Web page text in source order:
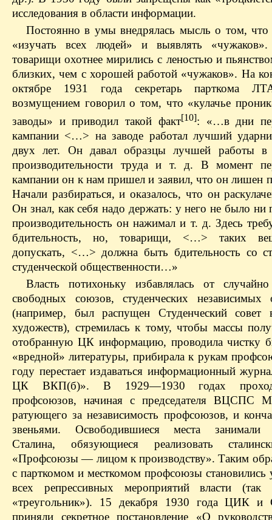
исследования в области информации.
Постоянно в умы внедрялась мысль о том, что
«изучать всех людей» и выявлять
товарищи охотнее мирились с леностью и
близких, чем с хорошей работой «чужаков». На
октябре 1931 года секретарь парткома
возмущением говорил о том, что «кулачье
заводы» и приводил такой факт[10]: «…в дни
кампании <…> на заводе работал лучший
двух лет. Он давал образцы лучшей работы в
производительности труда и т. д. В момент
кампании он к нам пришел и заявил, что он лишен
Начали разбираться, и оказалось, что он
Он знал, как себя надо держать: у него не было ни
производительность он нажимал и т. д. Здесь
бдительность, но, товарищи, <…> таких
допускать, <…> должна быть бдительность со
студенческой общественности…»
Власть потихоньку избавлялась от
свободных союзов, студенческих независимых
(например, был распущен Студенческий совет
художеств), стремилась к тому, чтобы массы
отобранную ЦК информацию, проводила чистку
«вредной» литературы, прибирала к рукам
году перестает издаваться информационный
ЦК ВКП(б)». В 1929—1930 годах
профсоюзов, начиная с председателя ВЦСПС
ратующего за независимость профсоюзов, и
звеньями. Освободившиеся места занимали
Сталина, обязующиеся реализовать
«Профсоюзы — лицом к производству». Таким
с парткомом и месткомом профсоюзы становились
всех репрессивных мероприятий власти (так
«треугольник»). 15 декабря 1930 года ЦИК
приняли секретное постановление «О